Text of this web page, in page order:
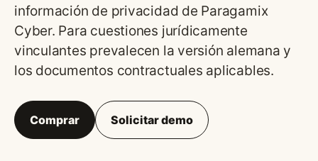
información de privacidad de Paragamix
Cyber. Para cuestiones jurídicamente
vinculantes prevalecen la versión alemana y
los documentos contractuales aplicables.
Comprar Solicitar demo